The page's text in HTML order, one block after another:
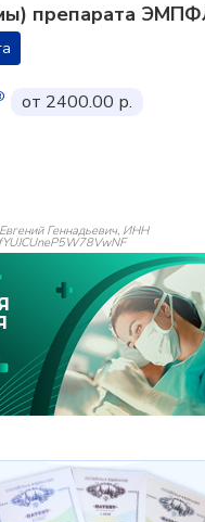
препарата
от 2400.00 р.
Геннадьевич, ИНН